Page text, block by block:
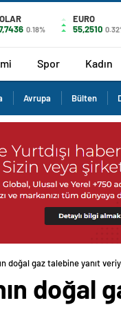
0.18%
EURO
55,2510
Spor Kadın
Avrupa Bülten
doğal gaz talebine yanıt
doğal